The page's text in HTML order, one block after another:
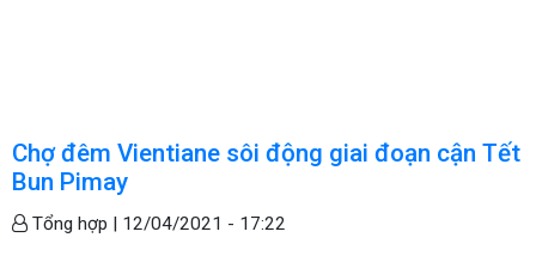
Chợ đêm Vientiane sôi động giai đoạn cận Tết
Bun Pimay
Tổng hợp | 12/04/2021 - 17:22